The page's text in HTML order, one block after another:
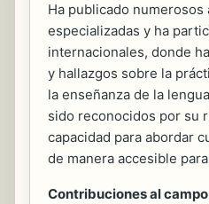
Ha publicado
especializadas y ha
internacionales, donde
y hallazgos sobre la
la enseñanza de la
sido reconocidos por su
capacidad para abordar
de manera accesible
Contribuciones al